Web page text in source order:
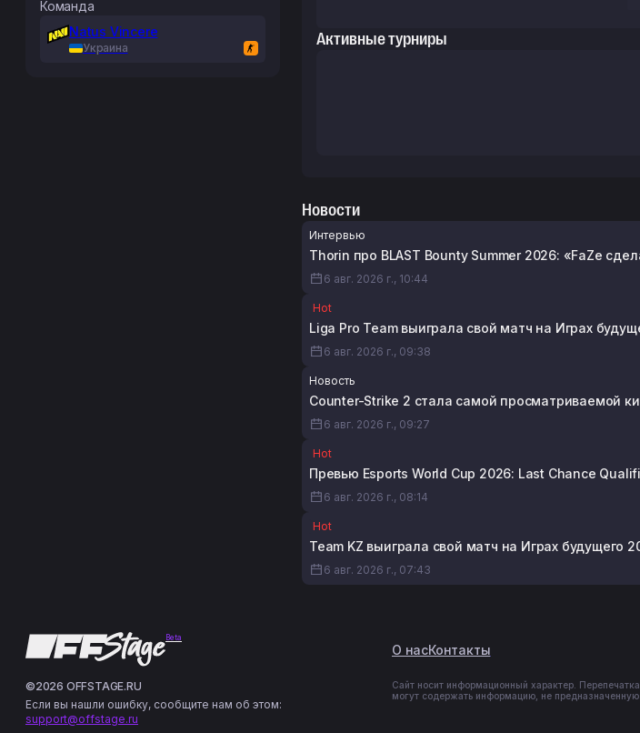
Команда
Natus Vincere
Украина Активные турниры
Новости
Интервью
Thorin про BLAST Bounty Summer 2026: «FaZe
6 авг. 2026 г., 10:44
Hot
Liga Pro Team выиграла свой матч на Играх
6 авг. 2026 г., 09:38
Новость
Counter-Strike 2 стала самой просматриваемой
6 авг. 2026 г., 09:27
Hot
Превью Esports World Cup 2026: Last Chance
6 авг. 2026 г., 08:14
Hot
Team KZ выиграла свой матч на Играх будущего
6 авг. 2026 г., 07:43
Beta
О насКонтакты
©2026 OFFSTAGE.RU
Если вы нашли ошибку, сообщите нам об этом:
support@offstage.ru
Сайт носит информационный характер.
могут содержать информацию, не